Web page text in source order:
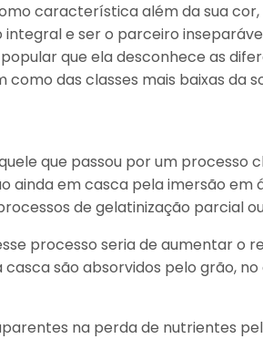
característica além da sua
e ser o parceiro
que ela desconhece as
como das classes mais baixas da
que passou por um processo
ainda em casca pela imersão em
de gelatinização parcial
processo seria de aumentar o
são absorvidos pelo grão,
na perda de nutrientes